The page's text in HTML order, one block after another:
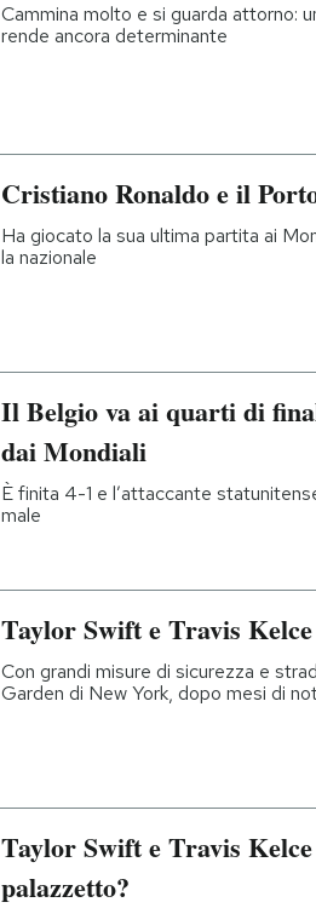
Cammina molto e si guarda attorno:
rende ancora determinante
Cristiano Ronaldo e il
Ha giocato la sua ultima partita ai
la nazionale
Il Belgio va ai quarti di
dai Mondiali
È finita 4-1 e l’attaccante
male
Taylor Swift e Travis
Con grandi misure di sicurezza e
Garden di New York, dopo mesi di
Taylor Swift e Travis
palazzetto?